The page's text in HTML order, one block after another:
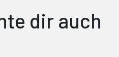
dir auch